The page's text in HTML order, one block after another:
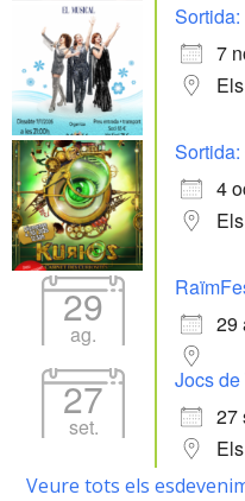
7
4
29
ag.
29
27
set.
Jocs de
27
Veure tots els